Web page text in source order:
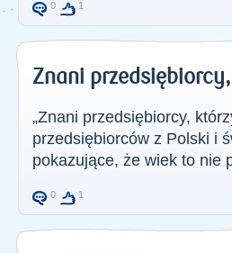
0 1
Znani
„Znani przedsiębiorcy,
przedsiębiorców z Polski i
pokazujące, że wiek to nie
0 1